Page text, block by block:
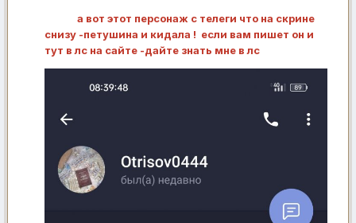
а вот этот персонаж с телеги что на скрине
снизу -петушина и кидала ! если вам пишет он и
тут в лс на сайте -дайте знать мне в лс